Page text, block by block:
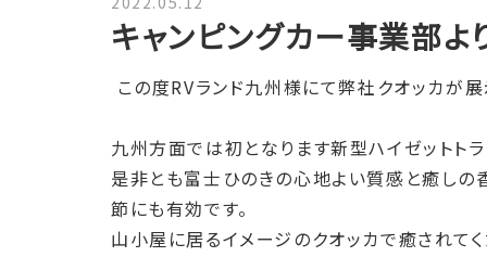
キャンピングカー事業部
この度RVランド九州様にて弊社クオッカが
九州方面では初となります新型ハイゼットトラ
是非とも富士ひのきの心地よい質感と癒し
節にも有効です。
山小屋に居るイメージのクオッカで癒されてく